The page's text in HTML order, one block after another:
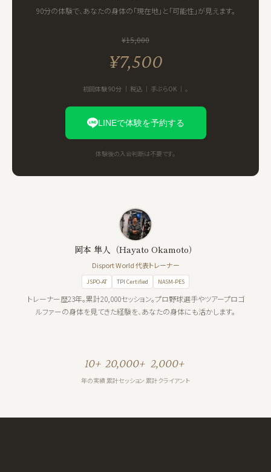
90分の体験で、あなたの身体の「現在地」と「可能性」が見えます。
¥15,000
¥7,500
初回体験 90分 ｜ 税込 ｜ 手ぶらOK ｜ 。
LINEで体験を予約する
体験後の入会判断は不要です。
岡本 隼人（Hayato Okamoto）
Disport World 代表トレーナー
JSPO-AT TPI Certified NASM-PES
トレーナー歴23年。累計20,000セッション。プロ野球選手やツアープロゴ
ルファーの身体を見てきた経験を、あなたの身体にも活かします。
10+
年の実績
20,000+
累計セッション
2,000+
累計クライアント